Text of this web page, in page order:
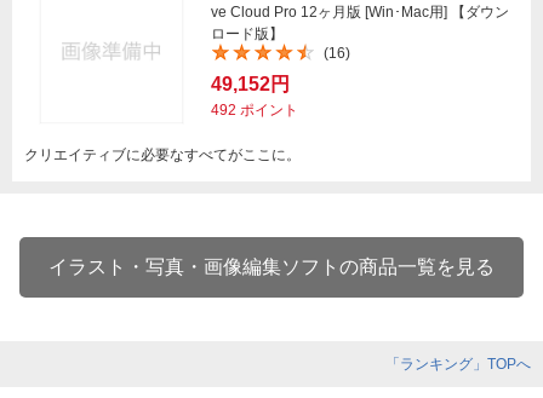
ve Cloud Pro 12ヶ月版 [Win･Mac用] 【ダウン
ロード版】
(16)
49,152円
492 ポイント
クリエイティブに必要なすべてがここに。
イラスト・写真・画像編集ソフトの商品一覧を見る
「ランキング」TOPへ